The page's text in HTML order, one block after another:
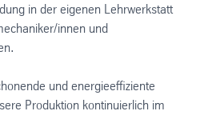
in der eigenen Lehrwerkstatt
innen und
und energieeffiziente
Produktion kontinuierlich im